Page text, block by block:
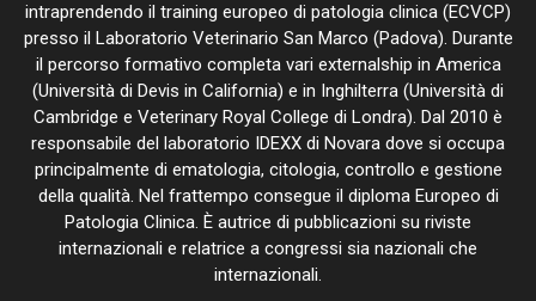
intraprendendo il training europeo di patologia clinica (ECVCP)
presso il Laboratorio Veterinario San Marco (Padova). Durante
il percorso formativo completa vari externalship in America
(Università di Devis in California) e in Inghilterra (Università di
Cambridge e Veterinary Royal College di Londra). Dal 2010 è
responsabile del laboratorio IDEXX di Novara dove si occupa
principalmente di ematologia, citologia, controllo e gestione
della qualità. Nel frattempo consegue il diploma Europeo di
Patologia Clinica. È autrice di pubblicazioni su riviste
internazionali e relatrice a congressi sia nazionali che
internazionali.